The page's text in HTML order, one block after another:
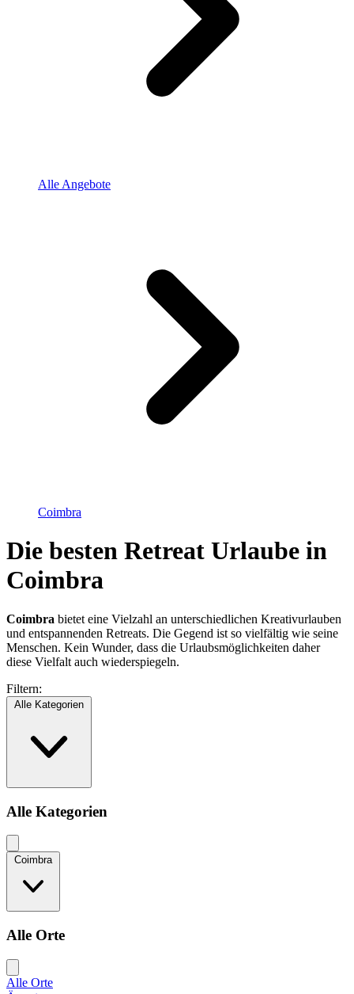
Alle Angebote
Coimbra
Die besten Retreat Urlaube in
Coimbra
Coimbra bietet eine Vielzahl an unterschiedlichen Kreativurlauben
und entspannenden Retreats. Die Gegend ist so vielfältig wie seine
Menschen. Kein Wunder, dass die Urlaubsmöglichkeiten daher
diese Vielfalt auch wiederspiegeln.
Filtern:
Alle Kategorien
Alle Kategorien
Coimbra
Alle Orte
Alle Orte